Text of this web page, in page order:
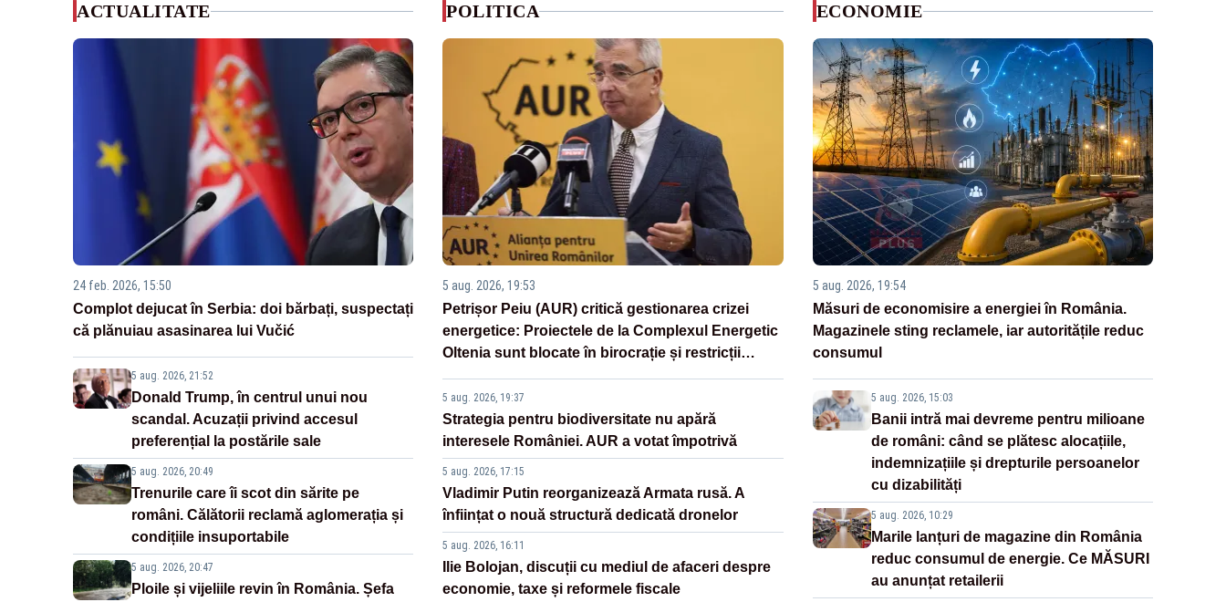
ACTUALITATE
24 feb. 2026, 15:50
Complot dejucat în Serbia: doi bărbați, suspectați
că plănuiau asasinarea lui Vučić
5 aug. 2026, 21:52
Donald Trump, în centrul unui nou
scandal. Acuzații privind accesul
preferențial la postările sale
5 aug. 2026, 20:49
Trenurile care îi scot din sărite pe
români. Călătorii reclamă aglomerația și
condițiile insuportabile
5 aug. 2026, 20:47
Ploile și vijeliile revin în România. Șefa
POLITICA
5 aug. 2026, 19:53
Petrișor Peiu (AUR) critică gestionarea crizei
energetice: Proiectele de la Complexul Energetic
Oltenia sunt blocate în birocrație și restricții
5 aug. 2026, 19:37
Strategia pentru biodiversitate nu apără
interesele României. AUR a votat împotrivă
5 aug. 2026, 17:15
Vladimir Putin reorganizează Armata rusă. A
înființat o nouă structură dedicată dronelor
5 aug. 2026, 16:11
Ilie Bolojan, discuții cu mediul de afaceri despre
economie, taxe și reformele fiscale
ECONOMIE
5 aug. 2026, 19:54
Măsuri de economisire a energiei în România.
Magazinele sting reclamele, iar autoritățile reduc
consumul
5 aug. 2026, 15:03
Banii intră mai devreme pentru milioane
de români: când se plătesc alocațiile,
indemnizațiile și drepturile persoanelor
cu dizabilități
5 aug. 2026, 10:29
Marile lanțuri de magazine din România
reduc consumul de energie. Ce MĂSURI
au anunțat retailerii